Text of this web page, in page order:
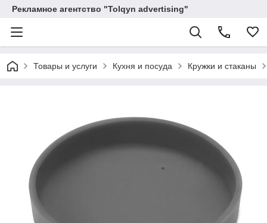
Рекламное агентство "Tolqyn advertising"
Товары и услуги Кухня и посуда Кружки и стаканы